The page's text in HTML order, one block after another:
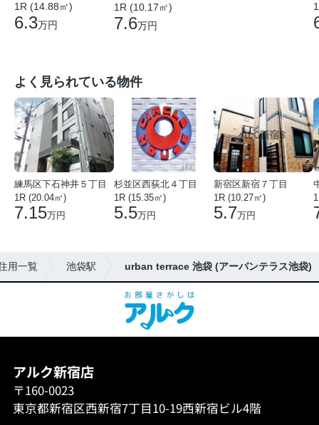
1R (14.88㎡)
6.3万円
1R (10.17㎡)
7.6万円
よく見られている物件
練馬区下石神井５丁目
1R (20.04㎡)
7.15万円
杉並区西荻北４丁目
1R (15.35㎡)
5.5万円
新宿区新宿７丁目
1R (10.27㎡)
5.7万円
用一覧 池袋駅 urban terrace 池袋 (アーバンテラス池袋)
アルク新宿店
〒160-0023
東京都新宿区西新宿7丁目10-19西新宿ビル4階